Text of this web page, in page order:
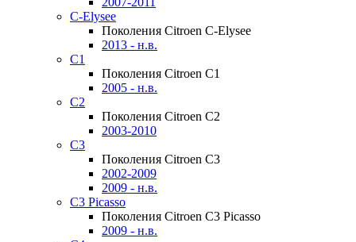
C-Elysee
Поколения Citroen C-Elysee
2013 - н.в.
C1
Поколения Citroen C1
2005 - н.в.
C2
Поколения Citroen C2
2003-2010
C3
Поколения Citroen C3
2002-2009
2009 - н.в.
C3 Picasso
Поколения Citroen C3 Picasso
2009 - н.в.